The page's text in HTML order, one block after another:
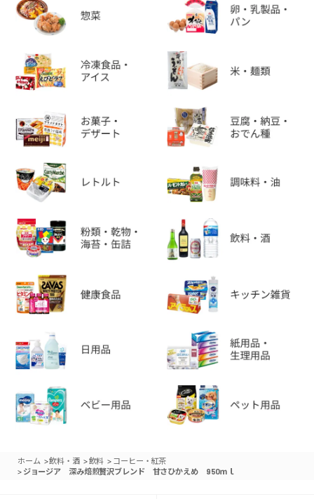
ホーム >飲料・酒 >飲料 > コーヒー・紅茶
> ジョージア 深み焙煎贅沢ブレンド 甘さひかえめ 950ｍｌ